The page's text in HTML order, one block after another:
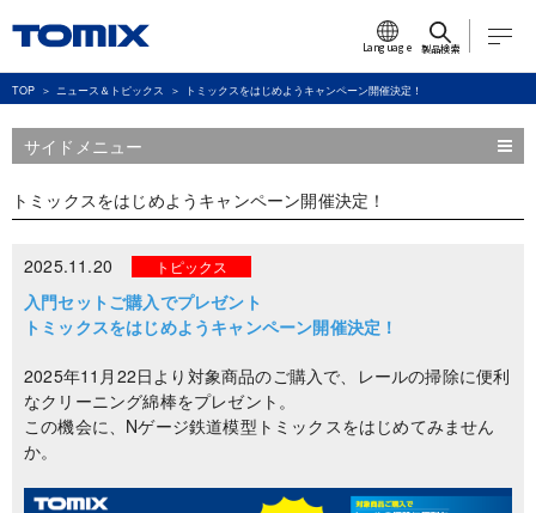
Language 製品検索
TOP ニュース＆トピックス トミックスをはじめようキャンペーン開催決定！
サイドメニュー
トミックスをはじめようキャンペーン開催決定！
2025.11.20 トピックス
入門セットご購入でプレゼント
トミックスをはじめようキャンペーン開催決定！
2025年11月22日より対象商品のご購入で、レールの掃除に便利
なクリーニング綿棒をプレゼント。
この機会に、Nゲージ鉄道模型トミックスをはじめてみません
か。